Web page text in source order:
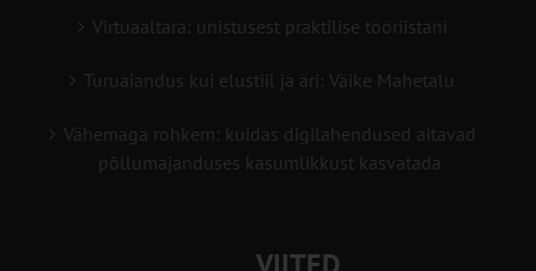
Virtuaaltara: unistusest praktilise tööriistani
Turuaiandus kui elustiil ja äri: Väike Mahetalu
Vähemaga rohkem: kuidas digilahendused aitavad
põllumajanduses kasumlikkust kasvatada